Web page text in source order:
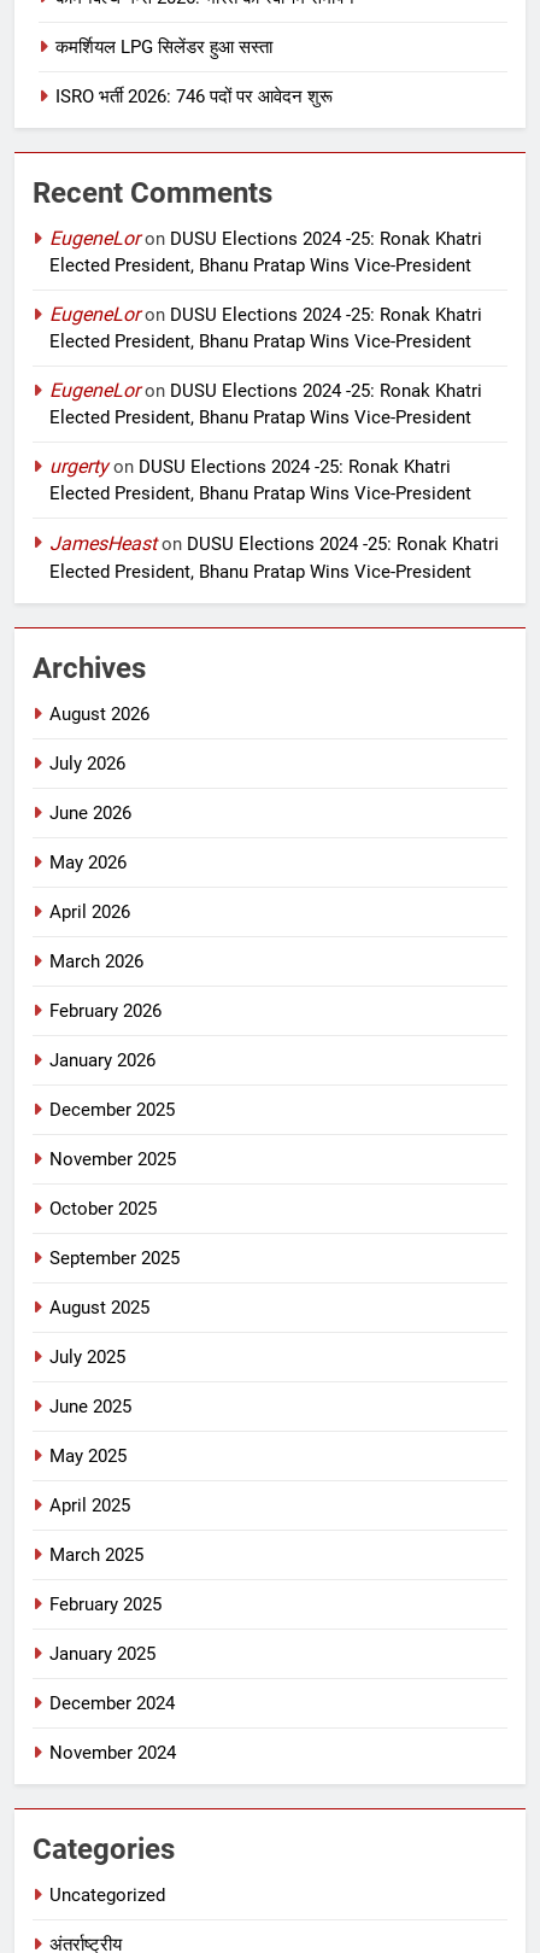
कमर्शियल LPG सिलेंडर हुआ सस्ता
ISRO भर्ती 2026: 746 पदों पर आवेदन शुरू
Recent Comments
EugeneLoron DUSU Elections 2024 -25: Ronak Khatri
Elected President, Bhanu Pratap Wins Vice-President
EugeneLoron DUSU Elections 2024 -25: Ronak Khatri
Elected President, Bhanu Pratap Wins Vice-President
EugeneLoron DUSU Elections 2024 -25: Ronak Khatri
Elected President, Bhanu Pratap Wins Vice-President
urgertyon DUSU Elections 2024 -25: Ronak Khatri
Elected President, Bhanu Pratap Wins Vice-President
JamesHeaston DUSU Elections 2024 -25: Ronak Khatri
Elected President, Bhanu Pratap Wins Vice-President
Archives
August 2026
July 2026
June 2026
May 2026
April 2026
March 2026
February 2026
January 2026
December 2025
November 2025
October 2025
September 2025
August 2025
July 2025
June 2025
May 2025
April 2025
March 2025
February 2025
January 2025
December 2024
November 2024
Categories
Uncategorized
अंतर्राष्ट्रीय